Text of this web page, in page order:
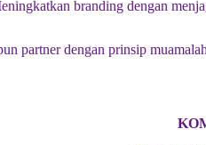
branding dengan
partner dengan prinsip